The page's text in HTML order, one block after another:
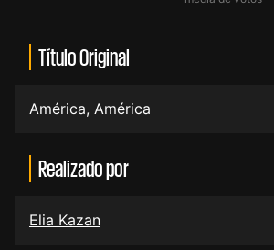
Título Original
América, América
Realizado por
Elia Kazan